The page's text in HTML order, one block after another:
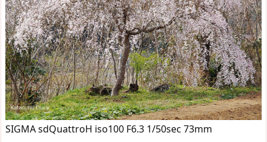
SIGMA sdQuattroH iso100 F6.3 1/50sec 73mm